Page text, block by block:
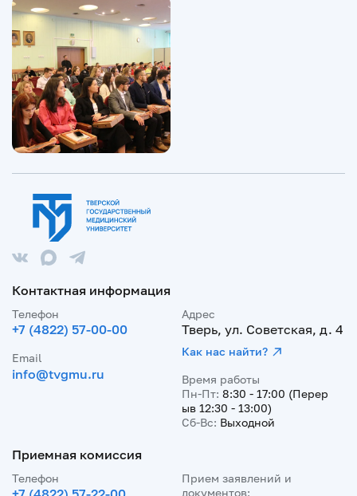
Контактная информация
Телефон
+7 (4822) 57-00-00
Email
info@tvgmu.ru
Адрес
Тверь, ул. Советская, д. 4
Как нас найти?
Время работы
Пн-Пт: 8:30 - 17:00 (Перер
ыв 12:30 - 13:00)
Сб-Вс: Выходной
Приемная комиссия
Телефон
Прием заявлений и
документов: